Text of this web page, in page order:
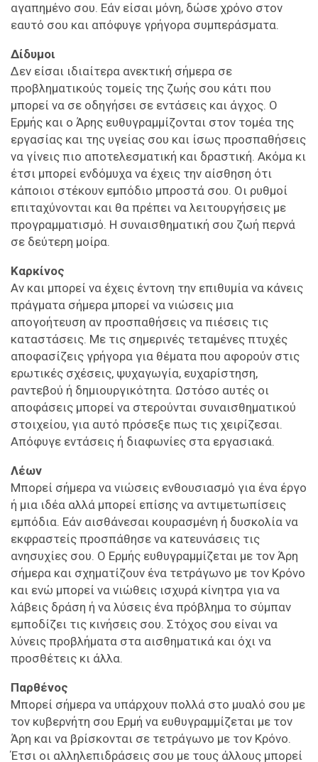
αγαπημένο σου. Εάν είσαι μόνη, δώσε χρόνο στον
εαυτό σου και απόφυγε γρήγορα συμπεράσματα.
Δίδυμοι
Δεν είσαι ιδιαίτερα ανεκτική σήμερα σε
προβληματικούς τομείς της ζωής σου κάτι που
μπορεί να σε οδηγήσει σε εντάσεις και άγχος. Ο
Ερμής και ο Άρης ευθυγραμμίζονται στον τομέα της
εργασίας και της υγείας σου και ίσως προσπαθήσεις
να γίνεις πιο αποτελεσματική και δραστική. Ακόμα κι
έτσι μπορεί ενδόμυχα να έχεις την αίσθηση ότι
κάποιοι στέκουν εμπόδιο μπροστά σου. Οι ρυθμοί
επιταχύνονται και θα πρέπει να λειτουργήσεις με
προγραμματισμό. Η συναισθηματική σου ζωή περνά
σε δεύτερη μοίρα.
Καρκίνος
Αν και μπορεί να έχεις έντονη την επιθυμία να κάνεις
πράγματα σήμερα μπορεί να νιώσεις μια
απογοήτευση αν προσπαθήσεις να πιέσεις τις
καταστάσεις. Με τις σημερινές τεταμένες πτυχές
αποφασίζεις γρήγορα για θέματα που αφορούν στις
ερωτικές σχέσεις, ψυχαγωγία, ευχαρίστηση,
ραντεβού ή δημιουργικότητα. Ωστόσο αυτές οι
αποφάσεις μπορεί να στερούνται συναισθηματικού
στοιχείου, για αυτό πρόσεξε πως τις χειρίζεσαι.
Απόφυγε εντάσεις ή διαφωνίες στα εργασιακά.
Λέων
Μπορεί σήμερα να νιώσεις ενθουσιασμό για ένα έργο
ή μια ιδέα αλλά μπορεί επίσης να αντιμετωπίσεις
εμπόδια. Εάν αισθάνεσαι κουρασμένη ή δυσκολία να
εκφραστείς προσπάθησε να κατευνάσεις τις
ανησυχίες σου. Ο Ερμής ευθυγραμμίζεται με τον Άρη
σήμερα και σχηματίζουν ένα τετράγωνο με τον Κρόνο
και ενώ μπορεί να νιώθεις ισχυρά κίνητρα για να
λάβεις δράση ή να λύσεις ένα πρόβλημα το σύμπαν
εμποδίζει τις κινήσεις σου. Στόχος σου είναι να
λύνεις προβλήματα στα αισθηματικά και όχι να
προσθέτεις κι άλλα.
Παρθένος
Μπορεί σήμερα να υπάρχουν πολλά στο μυαλό σου με
τον κυβερνήτη σου Ερμή να ευθυγραμμίζεται με τον
Άρη και να βρίσκονται σε τετράγωνο με τον Κρόνο.
Έτσι οι αλληλεπιδράσεις σου με τους άλλους μπορεί